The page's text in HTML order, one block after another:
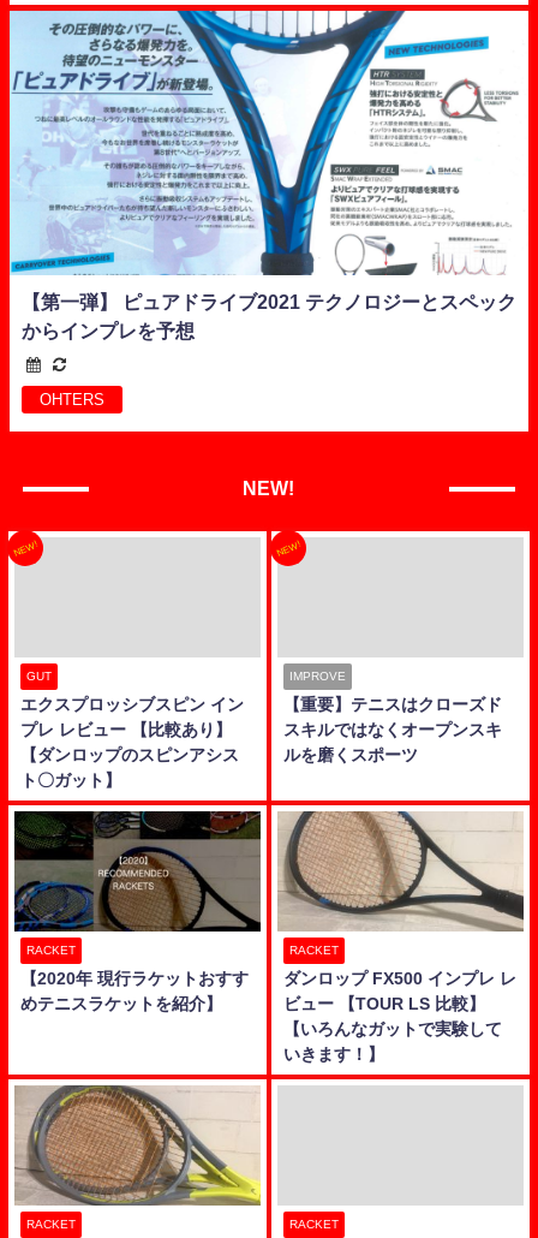
【第一弾】 ピュアドライブ2021 テクノロジーとスペック
からインプレを予想
OHTERS
NEW!
NEW!
GUT
エクスプロッシブスピン イン
プレ レビュー 【比較あり】
【ダンロップのスピンアシス
ト〇ガット】
NEW!
IMPROVE
【重要】テニスはクローズド
スキルではなくオープンスキ
ルを磨くスポーツ
RACKET
【2020年 現行ラケットおすす
めテニスラケットを紹介】
RACKET
ダンロップ FX500 インプレ レ
ビュー 【TOUR LS 比較】
【いろんなガットで実験して
いきます！】
RACKET RACKET